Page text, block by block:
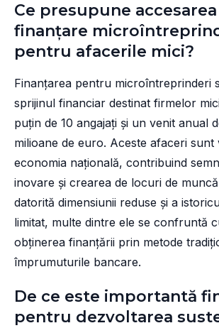
Ce presupune
finanțare
pentru afacerile mici?
Finanțarea pentru microîntreprinderi
sprijinul financiar destinat firmelor
puțin de 10 angajați și un venit anual
milioane de euro. Aceste afaceri
economia națională, contribuind
inovare și crearea de locuri de
datorită dimensiunii reduse și a
limitat, multe dintre ele se confruntă
obținerea finanțării prin metode
împrumuturile bancare.
De ce este importantă
pentru dezvoltarea